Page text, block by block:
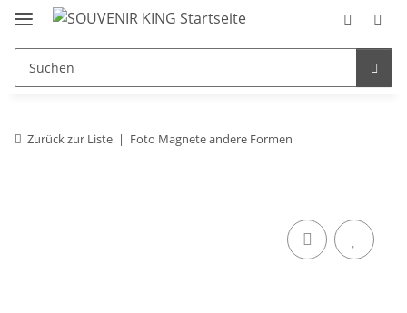
Zurück zur Liste Foto Magnete andere Formen